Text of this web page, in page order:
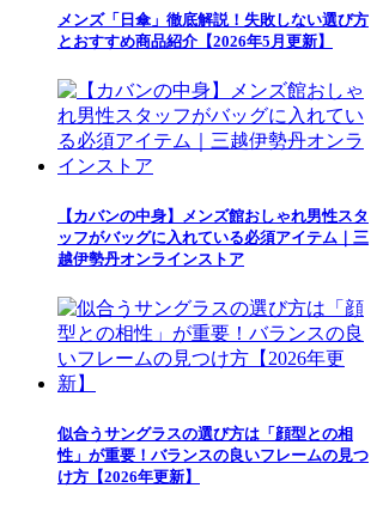
メンズ「日傘」徹底解説！失敗しない選び方
とおすすめ商品紹介【2026年5月更新】
【カバンの中身】メンズ館おしゃれ男性スタ
ッフがバッグに入れている必須アイテム｜三
越伊勢丹オンラインストア
似合うサングラスの選び方は「顔型との相
性」が重要！バランスの良いフレームの見つ
け方【2026年更新】